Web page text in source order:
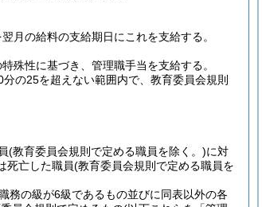
月の給料の支給期日にこれを支給する。
殊性に基づき、管理職手当を支給する。
の25を超えない範囲内で、教育委員会規則
(教育委員会規則で定める職員を除く。)に対
死亡した職員(教育委員会規則で定める職員を
務の級が6級であるもの並びに同表以外の各